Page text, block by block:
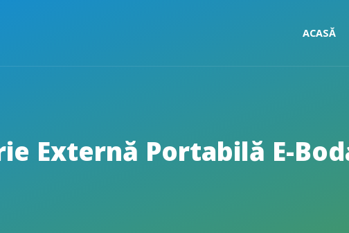
ACASĂ
Externă Portabilă E-